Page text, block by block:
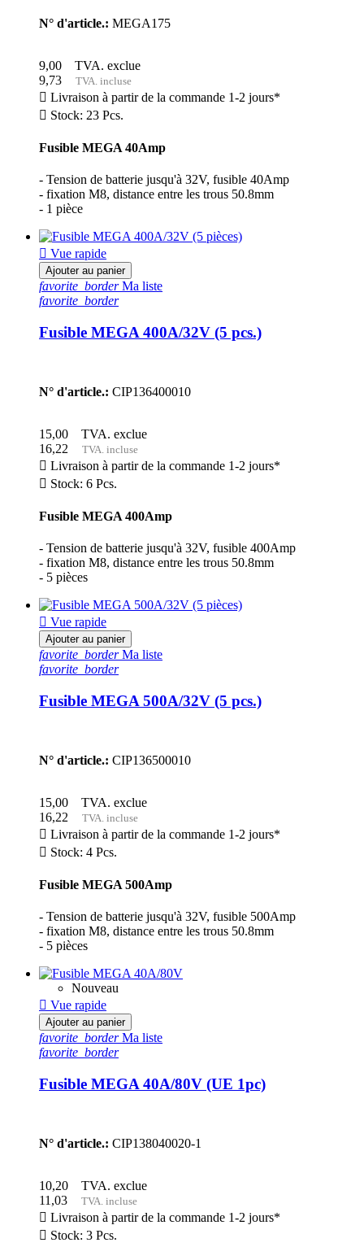
N° d'article.: MEGA175
9,00
TVA. exclue
9,73
TVA. incluse
 Livraison à partir de la commande 1-2 jours*
 Stock: 23 Pcs.
Fusible MEGA 40Amp
- Tension de batterie jusqu'à 32V, fusible 40Amp
- fixation M8, distance entre les trous 50.8mm
- 1 pièce
 Vue rapide
Ajouter au panier
favorite_borderMa liste
favorite_border
Fusible MEGA 400A/32V (5 pcs.)
N° d'article.: CIP136400010
15,00
TVA. exclue
16,22
TVA. incluse
 Livraison à partir de la commande 1-2 jours*
 Stock: 6 Pcs.
Fusible MEGA 400Amp
- Tension de batterie jusqu'à 32V, fusible 400Amp
- fixation M8, distance entre les trous 50.8mm
- 5 pièces
 Vue rapide
Ajouter au panier
favorite_borderMa liste
favorite_border
Fusible MEGA 500A/32V (5 pcs.)
N° d'article.: CIP136500010
15,00
TVA. exclue
16,22
TVA. incluse
 Livraison à partir de la commande 1-2 jours*
 Stock: 4 Pcs.
Fusible MEGA 500Amp
- Tension de batterie jusqu'à 32V, fusible 500Amp
- fixation M8, distance entre les trous 50.8mm
- 5 pièces
Nouveau
 Vue rapide
Ajouter au panier
favorite_borderMa liste
favorite_border
Fusible MEGA 40A/80V (UE 1pc)
N° d'article.: CIP138040020-1
10,20
TVA. exclue
11,03
TVA. incluse
 Livraison à partir de la commande 1-2 jours*
 Stock: 3 Pcs.